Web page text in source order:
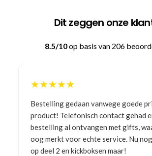
Dit zeggen onze
8.5/10op basis van 206
★★★★★
Bestelling gedaan vanwege goede
product! Telefonisch contact gehad
bestelling al ontvangen met gifts,
oog merkt voor echte service. Nu
op deel 2 en kickboksen maar!